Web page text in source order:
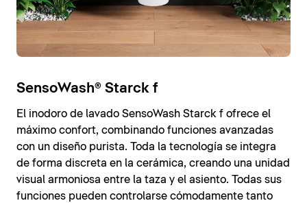
SensoWash® Starck f
El inodoro de lavado SensoWash Starck f ofrece el
máximo confort, combinando funciones avanzadas
con un diseño purista. Toda la tecnología se integra
de forma discreta en la cerámica, creando una unidad
visual armoniosa entre la taza y el asiento. Todas sus
funciones pueden controlarse cómodamente tanto